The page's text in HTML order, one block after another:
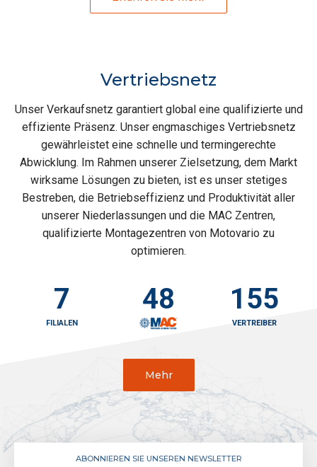
Vertriebsnetz
Unser Verkaufsnetz garantiert global eine qualifizierte und
effiziente Präsenz. Unser engmaschiges Vertriebsnetz
gewährleistet eine schnelle und termingerechte
Abwicklung. Im Rahmen unserer Zielsetzung, dem Markt
wirksame Lösungen zu bieten, ist es unser stetiges
Bestreben, die Betriebseffizienz und Produktivität aller
unserer Niederlassungen und die MAC Zentren,
qualifizierte Montagezentren von Motovario zu
optimieren.
7
FILIALEN
48 155
VERTREIBER
Mehr
ABONNIEREN SIE UNSEREN NEWSLETTER